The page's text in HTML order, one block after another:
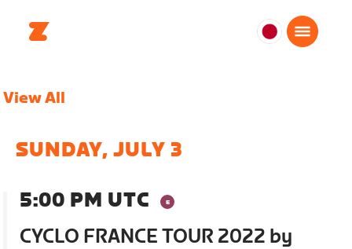
日
View All
SUNDAY, JULY 3
5:00 PM UTC
CYCLO FRANCE TOUR 2022 by